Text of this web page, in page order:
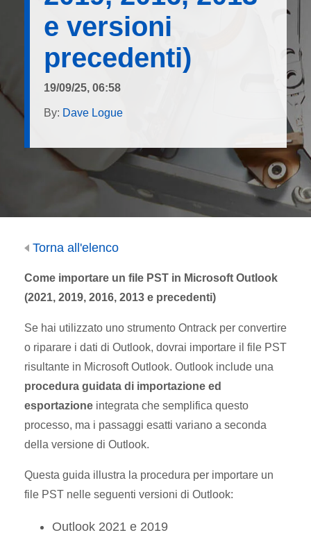
e versioni
precedenti)
19/09/25, 06:58
By: Dave Logue
Torna all'elenco
Come importare un file PST in Microsoft Outlook
(2021, 2019, 2016, 2013 e precedenti)
Se hai utilizzato uno strumento Ontrack per convertire
o riparare i dati di Outlook, dovrai importare il file PST
risultante in Microsoft Outlook. Outlook include una
procedura guidata di importazione ed
esportazione integrata che semplifica questo
processo, ma i passaggi esatti variano a seconda
della versione di Outlook.
Questa guida illustra la procedura per importare un
file PST nelle seguenti versioni di Outlook:
Outlook 2021 e 2019